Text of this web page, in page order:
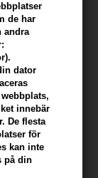
de har
andra
dator
innebär
De flesta
för
kan inte
på din